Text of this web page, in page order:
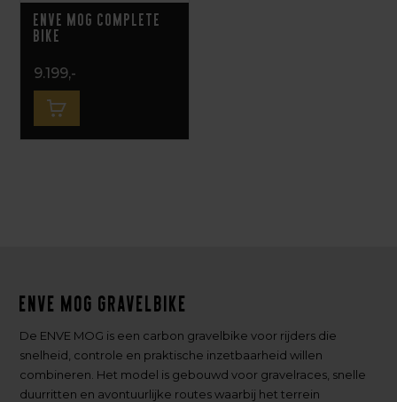
ENVE MOG Complete
Bike
9.199,-
ENVE MOG gravelbike
De ENVE MOG is een carbon gravelbike voor rijders die
snelheid, controle en praktische inzetbaarheid willen
combineren. Het model is gebouwd voor gravelraces, snelle
duurritten en avontuurlijke routes waarbij het terrein